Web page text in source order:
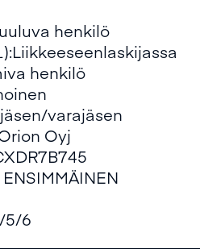
henkilö
henkilö
varajäsen
Oyj
5/6